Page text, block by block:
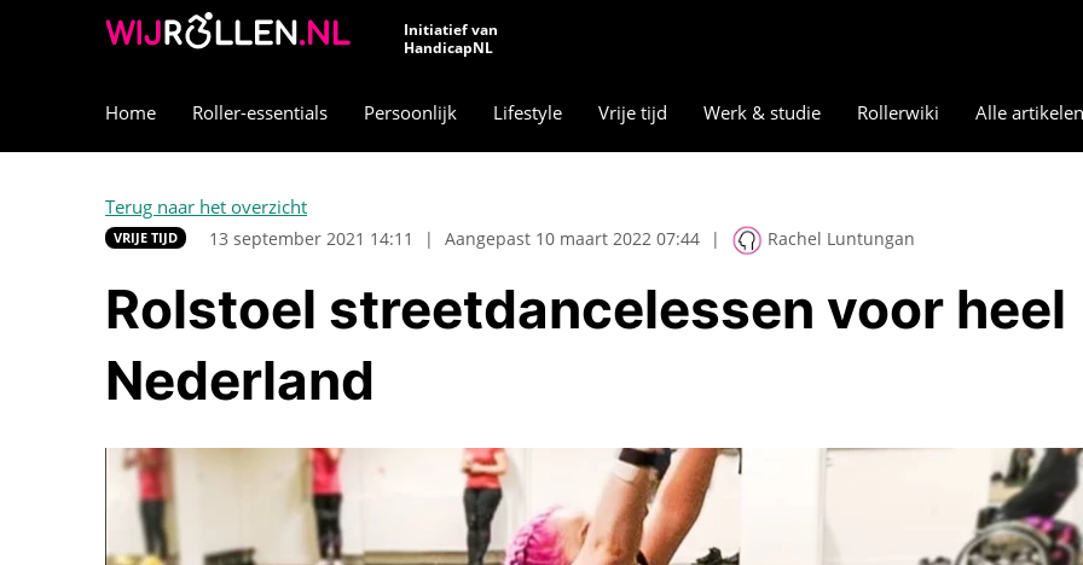
Initiatief van
HandicapNL
Home Roller-essentials Persoonlijk Lifestyle Vrije tijd Werk & studie Rollerwiki Alle artikelen
Terug naar het overzicht
VRIJE TIJD 13 september 2021 14:11 | Aangepast 10 maart 2022 07:44 | Rachel Luntungan
Rolstoel streetdancelessen voor heel
Nederland